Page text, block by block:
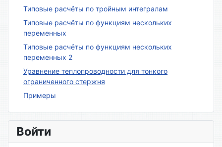
Типовые расчёты по тройным интегралам
Типовые расчёты по функциям нескольких
переменных
Типовые расчёты по функциям нескольких
переменных 2
Уравнение теплопроводности для тонкого
ограниченного стержня
Примеры
Войти